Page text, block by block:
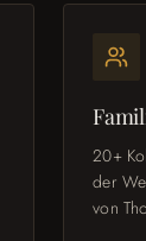
20+
der
von